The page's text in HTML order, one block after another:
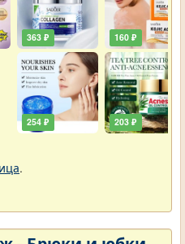
363 ₽
254 ₽
160 ₽
203 ₽
.